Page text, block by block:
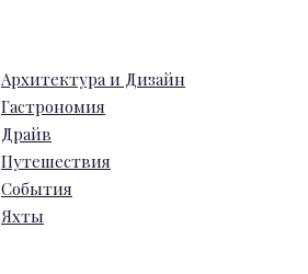
Архитектура и Дизайн
Гастрономия
Драйв
Путешествия
События
Яхты